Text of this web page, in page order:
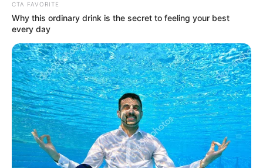
ΣΠΑΜΕ ΤΟ ΜΑΤΡΙΞ – ΤΟ ΒΙΒΛΙΟ
CTA FAVORITE
Why this ordinary drink is the secret to feeling your best
every day